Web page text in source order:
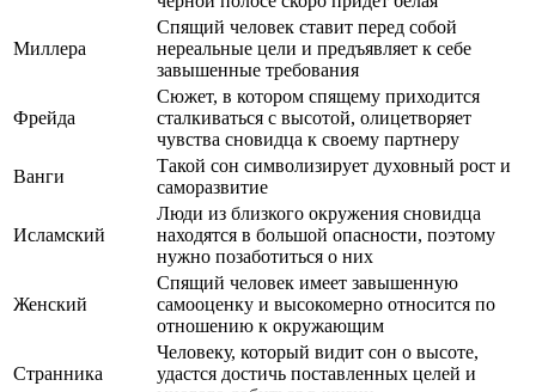
Миллера
Спящий человек ставит перед собой
нереальные цели и предъявляет к себе
завышенные требования
Фрейда
Сюжет, в котором спящему приходится
сталкиваться с высотой, олицетворяет
чувства сновидца к своему партнеру
Ванги
Такой сон символизирует духовный рост и
саморазвитие
Исламский
Люди из близкого окружения сновидца
находятся в большой опасности, поэтому
нужно позаботиться о них
Женский
Спящий человек имеет завышенную
самооценку и высокомерно относится по
отношению к окружающим
Странника
Человеку, который видит сон о высоте,
удастся достичь поставленных целей и